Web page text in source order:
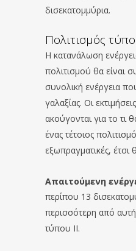
δισεκατομμύρια.
Πολιτισμός
Η κατανάλωση
πολιτισμού θα είναι
συνολική ενέργεια
γαλαξίας. Οι
ακούγονται για το τι
ένας τέτοιος
εξωπραγματικές,
Απαιτούμενη
περίπου 13
περισσότερη από
τύπου II.